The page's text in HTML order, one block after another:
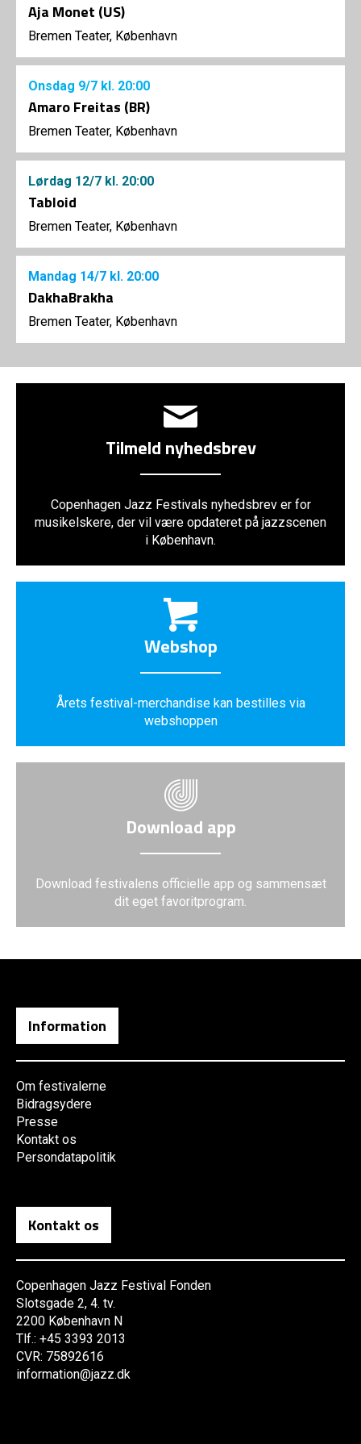
Aja Monet (US)
Bremen Teater, København
Onsdag 9/7 kl. 20:00
Amaro Freitas (BR)
Bremen Teater, København
Lørdag 12/7 kl. 20:00
Tabloid
Bremen Teater, København
Mandag 14/7 kl. 20:00
DakhaBrakha
Bremen Teater, København
Tilmeld nyhedsbrev
Copenhagen Jazz Festivals nyhedsbrev er for
musikelskere, der vil være opdateret på jazzscenen
i København.
Webshop
Årets festival-merchandise kan bestilles via
webshoppen
Download app
Download festivalens officielle app og sammensæt
dit eget favoritprogram.
Information
Om festivalerne
Bidragsydere
Presse
Kontakt os
Persondatapolitik
Kontakt os
Copenhagen Jazz Festival Fonden
Slotsgade 2, 4. tv.
2200 København N
Tlf.: +45 3393 2013
CVR: 75892616
information@jazz.dk